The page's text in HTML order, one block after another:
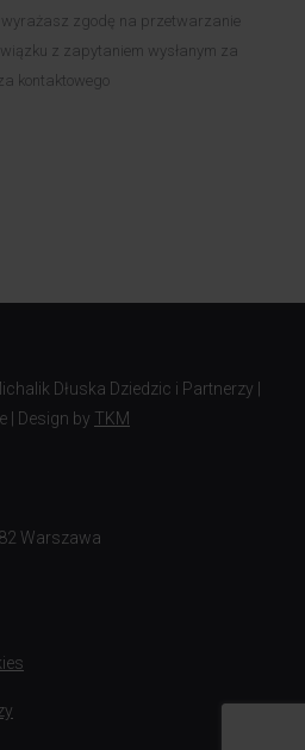
zgodę na przetwarzanie
z zapytaniem wysłanym za
kontaktowego
Dłuska Dziedzic i Partnerzy |
| Design by TKM
Warszawa